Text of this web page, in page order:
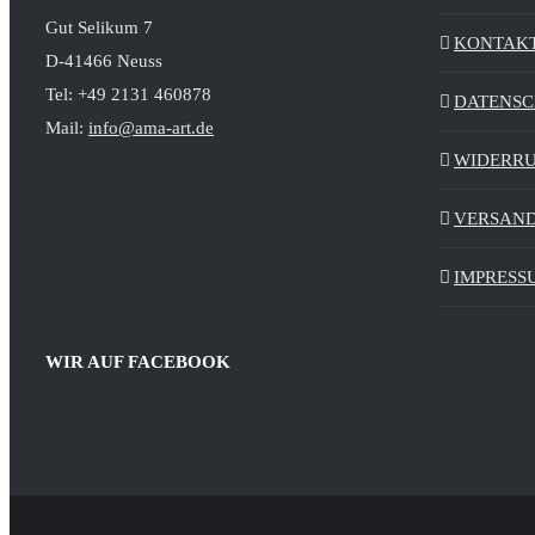
Gut Selikum 7
D-41466 Neuss
Tel: +49 2131 460878
Mail: info@ama-art.de
WIR AUF FACEBOOK